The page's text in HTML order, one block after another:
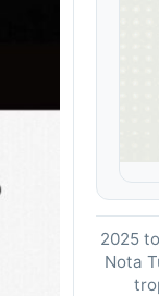
2025
Nota